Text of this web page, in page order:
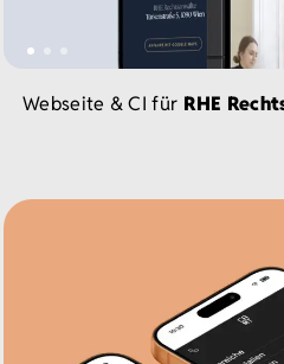
Webseite & CI für RHE